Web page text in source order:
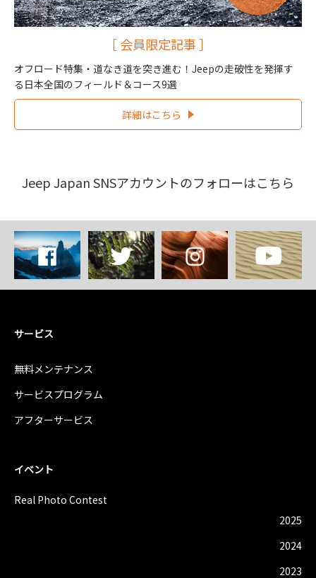
［ 会員限定記事 ］
オフロード特集・道なき道を突き進む！Jeepの走破性を発揮す
る日本全国のフィールド＆コース9選
詳細はこちら
Jeep Japan SNSアカウントのフォローはこちら
サービス
無料メンテナンス
サービスプログラム
アフターサービス
イベント
Real Photo Contest
2025
2024
2023